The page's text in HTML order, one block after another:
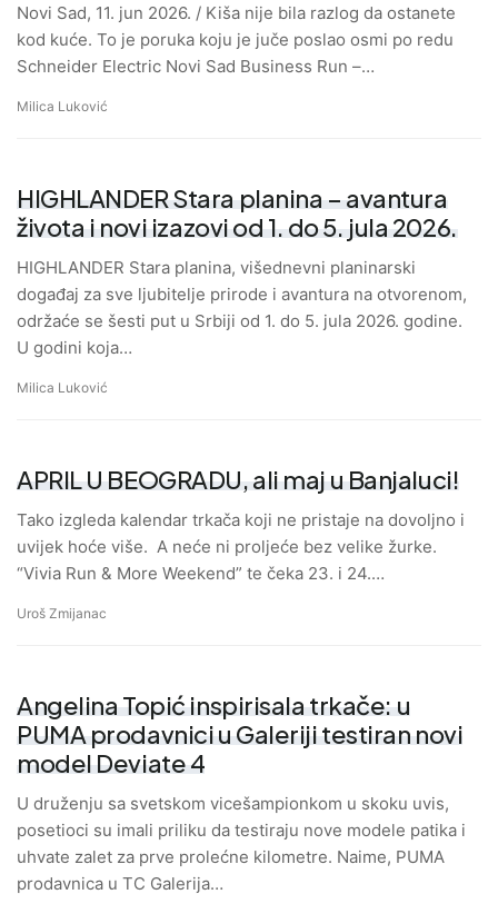
Novi Sad, 11. jun 2026. / Kiša nije bila razlog da ostanete
kod kuće. To je poruka koju je juče poslao osmi po redu
Schneider Electric Novi Sad Business Run –…
Milica Luković
HIGHLANDER Stara planina – avantura
života i novi izazovi od 1. do 5. jula 2026.
HIGHLANDER Stara planina, višednevni planinarski
događaj za sve ljubitelje prirode i avantura na otvorenom,
održaće se šesti put u Srbiji od 1. do 5. jula 2026. godine.
U godini koja…
Milica Luković
APRIL U BEOGRADU, ali maj u Banjaluci!
Tako izgleda kalendar trkača koji ne pristaje na dovoljno i
uvijek hoće više. A neće ni proljeće bez velike žurke.
“Vivia Run & More Weekend” te čeka 23. i 24.…
Uroš Zmijanac
Angelina Topić inspirisala trkače: u
PUMA prodavnici u Galeriji testiran novi
model Deviate 4
U druženju sa svetskom vicešampionkom u skoku uvis,
posetioci su imali priliku da testiraju nove modele patika i
uhvate zalet za prve prolećne kilometre. Naime, PUMA
prodavnica u TC Galerija…